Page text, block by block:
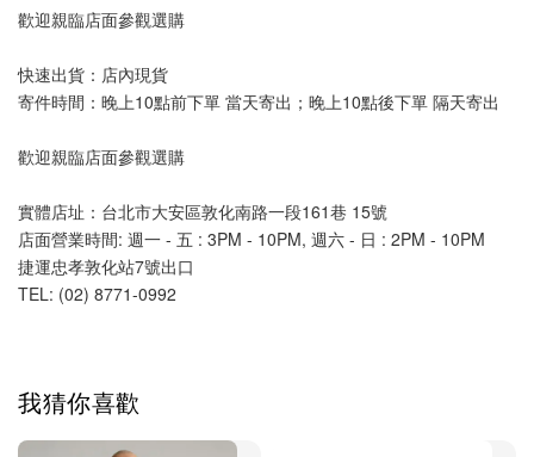
歡迎親臨店面參觀選購
快速出貨：店內現貨
寄件時間：晚上10點前下單 當天寄出；晚上10點後下單 隔天寄出
歡迎親臨店面參觀選購
實體店址：台北市大安區敦化南路一段161巷 15號
店面營業時間: 週一 - 五 : 3PM - 10PM, 週六 - 日 : 2PM - 10PM
捷運忠孝敦化站7號出口
TEL: (02) 8771-0992
我猜你喜歡